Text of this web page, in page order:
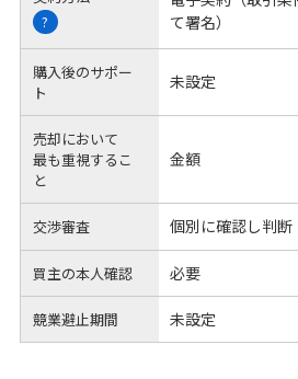
?
て署名）
購入後のサポー
ト
未設定
売却において
最も重視するこ
と
金額
交渉審査 個別に確認し判断
買主の本人確認 必要
競業避止期間 未設定